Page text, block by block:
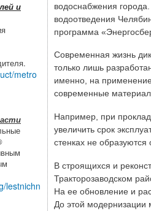
и
metro
lestnichn
водоснабжения
водоотведения
программа
Современная жизнь
только лишь
именно, на
современные
Например, при
увеличить срок
стенках не образуются
В строящихся и
Тракторозаводском
На ее обновление и
До этой модернизации